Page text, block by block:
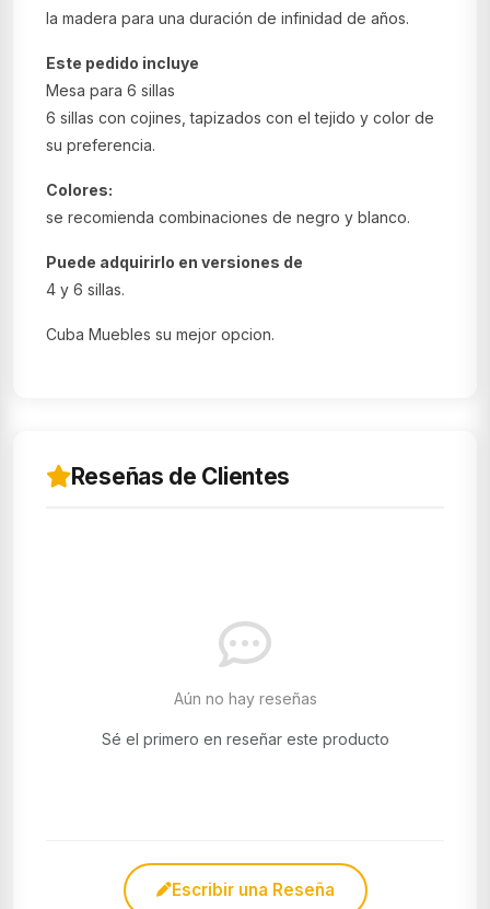
la madera para una duración de infinidad de años.
Este pedido incluye
Mesa para 6 sillas
6 sillas con cojines, tapizados con el tejido y color de
su preferencia.
Colores:
se recomienda combinaciones de negro y blanco.
Puede adquirirlo en versiones de
4 y 6 sillas.
Cuba Muebles su mejor opcion.
Reseñas de Clientes
Aún no hay reseñas
Sé el primero en reseñar este producto
Escribir una Reseña